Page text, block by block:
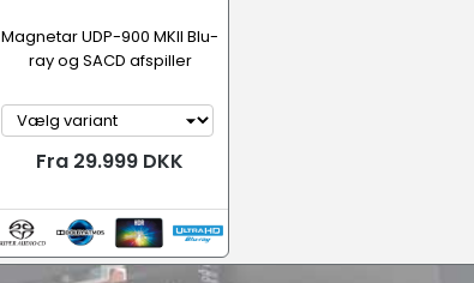
Magnetar UDP-900 MKII Blu-
ray og SACD afspiller
Fra 29.999 DKK